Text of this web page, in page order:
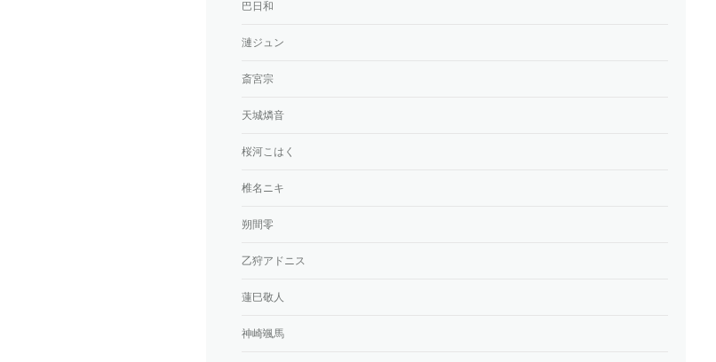
巴日和
漣ジュン
斎宮宗
天城燐音
桜河こはく
椎名ニキ
朔間零
乙狩アドニス
蓮巳敬人
神崎颯馬